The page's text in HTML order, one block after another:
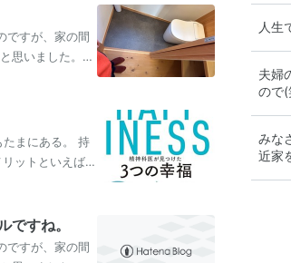
ですが、家の間
思いました。皆
まにある。 持
ットといえば複
ですね。
ですが、家の間
人生
夫婦
ので(
みな
近家
的